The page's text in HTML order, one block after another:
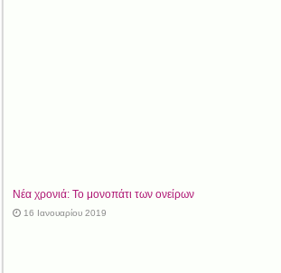
Νέα χρονιά: Το μονοπάτι των ονείρων
16 Ιανουαρίου 2019